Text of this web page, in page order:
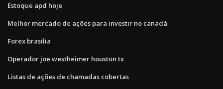
Estoque apd hoje
Melhor mercado de ações para investir no canadá
Forex brasilia
Operador joe westheimer houston tx
Listas de ações de chamadas cobertas